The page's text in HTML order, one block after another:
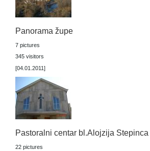
Panorama župe
7 pictures
345 visitors
[04.01.2011]
Pastoralni centar bl.Alojzija Stepinca
22 pictures